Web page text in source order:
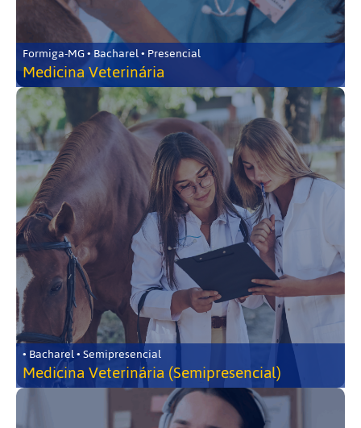
Formiga-MG • Bacharel • Presencial
Medicina Veterinária
• Bacharel • Semipresencial
Medicina Veterinária (Semipresencial)